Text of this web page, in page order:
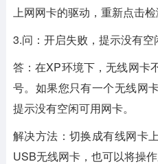
上网网卡的驱动，重新点击检
3.问：开启失败，提示没有空
答：在XP环境下，无线网卡
号。如果您只有一个无线网
提示没有空闲可用网卡。
解决方法：切换成有线网卡
USB无线网卡，也可以将操